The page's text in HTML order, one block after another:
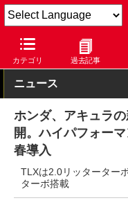
カテゴリ 過去記事
Car Watch 自動車 ホ
ニュース
ホンダ、アキュラ
開。ハイパフォー
春導入
TLXは2.0リッターター
ターボ搭載